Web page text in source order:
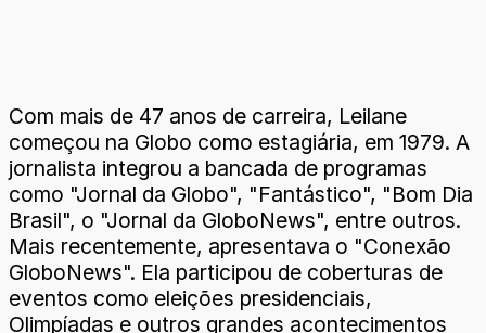
Com mais de 47 anos de carreira, Leilane
começou na Globo como estagiária, em 1979. A
jornalista integrou a bancada de programas
como "Jornal da Globo", "Fantástico", "Bom Dia
Brasil", o "Jornal da GloboNews", entre outros.
Mais recentemente, apresentava o "Conexão
GloboNews". Ela participou de coberturas de
eventos como eleições presidenciais,
Olimpíadas e outros grandes acontecimentos